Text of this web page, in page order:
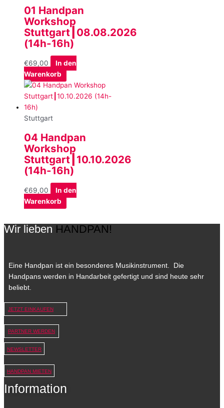
01 Handpan
Workshop
Stuttgart┃08.08.2026
(14h-16h)
€69,00
In den
Warenkorb
Stuttgart
04 Handpan
Workshop
Stuttgart┃10.10.2026
(14h-16h)
€69,00
In den
Warenkorb
Wir lieben HANDPAN!
Eine Handpan ist ein besonderes Musikinstrument. Die
Handpans werden in Handarbeit gefertigt und sind heute sehr
beliebt.
JETZT EINKAUFEN
PARTNER WERDEN
NEWSLETTER
HANDPAN MIETEN
Information